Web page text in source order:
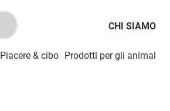
CHI SIAMO
Piacere & cibo Prodotti per gli animali